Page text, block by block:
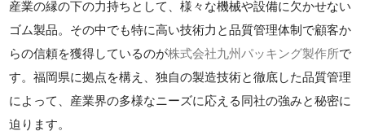
産業の縁の下の力持ちとして、様々な機械や設備に欠かせない
ゴム製品。その中でも特に高い技術力と品質管理体制で顧客か
らの信頼を獲得しているのが株式会社九州パッキング製作所で
す。福岡県に拠点を構え、独自の製造技術と徹底した品質管理
によって、産業界の多様なニーズに応える同社の強みと秘密に
迫ります。